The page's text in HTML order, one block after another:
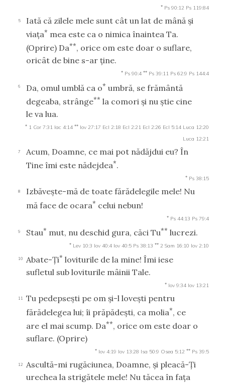
* Ps 90:12 Ps 119:84
5
Iată că zilele mele sunt cât un lat de mână şi
viaţa* mea este ca o nimica înaintea Ta.
(Oprire) Da**, orice om este doar o suflare,
oricât de bine s-ar ţine.
* Ps 90:4 ** Ps 39:11 Ps 62:9 Ps 144:4
6 Da, omul umblă ca o* umbră, se frământă
degeaba, strânge** la comori şi nu ştie cine
le va lua.
* 1 Cor 7:31 Iac 4:14 ** Iov 27:17 Ecl 2:18 Ecl 2:21 Ecl 2:26 Ecl 5:14 Luca 12:20
Luca 12:21
7
Acum, Doamne, ce mai pot nădăjdui eu? În
Tine îmi este nădejdea*.
* Ps 38:15
8
Izbăveşte-mă de toate fărădelegile mele! Nu
mă face de ocara* celui nebun!
* Ps 44:13 Ps 79:4
9 Stau* mut, nu deschid gura, căci Tu** lucrezi.
* Lev 10:3 Iov 40:4 Iov 40:5 Ps 38:13 ** 2 Sam 16:10 Iov 2:10
10 Abate-Ţi* loviturile de la mine! Îmi iese
sufletul sub loviturile mâinii Tale.
* Iov 9:34 Iov 13:21
11
Tu pedepseşti pe om şi-l loveşti pentru
fărădelegea lui; îi prăpădeşti, ca molia*, ce
are el mai scump. Da**, orice om este doar o
suflare. (Oprire)
* Iov 4:19 Iov 13:28 Isa 50:9 Osea 5:12 ** Ps 39:5
12
Ascultă-mi rugăciunea, Doamne, şi pleacă-Ţi
urechea la strigătele mele! Nu tăcea în faţa